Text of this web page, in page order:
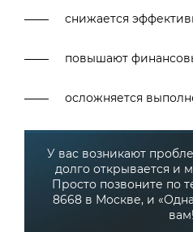
снижается
повышают
осложняется
У вас возникают
долго открывается и
Просто позвоните по
8668 в Москве, и
вам!